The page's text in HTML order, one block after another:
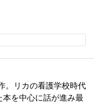
。リカの看護学校時代
を中心に話が進み最